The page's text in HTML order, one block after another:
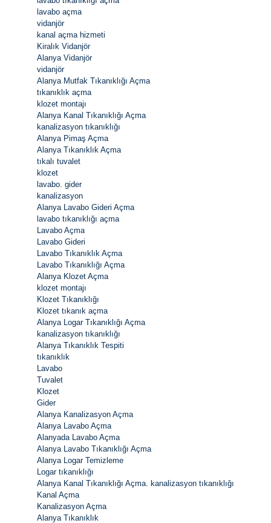
lavabo açma
vidanjör
kanal açma hizmeti
Kiralık Vidanjör
Alanya Vidanjör
vidanjör
Alanya Mutfak Tıkanıklığı Açma
tıkanıklık açma
klozet montajı
Alanya Kanal Tıkanıklığı Açma
kanalizasyon tıkanıklığı
Alanya Pimaş Açma
Alanya Tıkanıklık Açma
tıkalı tuvalet
klozet
lavabo. gider
kanalizasyon
Alanya Lavabo Gideri Açma
lavabo tıkanıklığı açma
Lavabo Açma
Lavabo Gideri
Lavabo Tıkanıklık Açma
Lavabo Tıkanıklığı Açma
Alanya Klozet Açma
klozet montajı
Klozet Tıkanıklığı
Klozet tıkanık açma
Alanya Logar Tıkanıklığı Açma
kanalizasyon tıkanıklığı
Alanya Tıkanıklık Tespiti
tıkanıklık
Lavabo
Tuvalet
Klozet
Gider
Alanya Kanalizasyon Açma
Alanya Lavabo Açma
Alanyada Lavabo Açma
Alanya Lavabo Tıkanıklığı Açma
Alanya Logar Temizleme
Logar tıkanıklığı
Alanya Kanal Tıkanıklığı Açma. kanalizasyon tıkanıklığı
Kanal Açma
Kanalizasyon Açma
Alanya Tıkanıklık